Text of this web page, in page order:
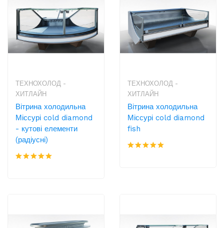
ТЕХНОХОЛОД -
ХИТЛАЙН
Вітрина холодильна
Міссурі cold diamond
- кутові елементи
(радіусні)
ТЕХНОХОЛОД -
ХИТЛАЙН
Вітрина холодильна
Міссурі cold diamond
fish